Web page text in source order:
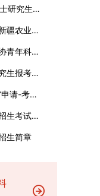
）入学时间预
行；学生在读
助学金待遇。
统筹安排住
学2026年博
MBA 浙江省
学各专业，形
。面试环节
研究设想等。
成绩各占
录取。同等
硕士学位主干
进行思想政治
事档案及现实
考核”制博士
增强招生方式
科建设，学校
产业需求，加
学校与高水平
统院系壁垒，
培养模式改
行学术学位与
点建设已初见
、学术交流与
沟通表达、应
对目标专业的
安排复试时
）下午，具体
，时
他特殊情况需
地点为海南
另行公布，请
明须合并为单
A&HCI来源期
有）+分区报告
论文全文扫描
发的论文：
记细则科研奖
）需已正式获
对应的所有证
南开大学2026年“申请-考核”制博士研究生招生录取工作实施细则
2026年全国硕士研究生招生考试新疆农业大学报考点网上确认公告
关于2025年北京林业大学中国科协青年科技人才培育工程博士生推荐工作的通知
中国石油大学经管2026年博士研究生报考通知
福州大学经济与管理学院2026年“申请-考核”制招收攻读博士学位研究生相关要求
东北石油大学2026年博士研究生招生考试实施细则
生简章